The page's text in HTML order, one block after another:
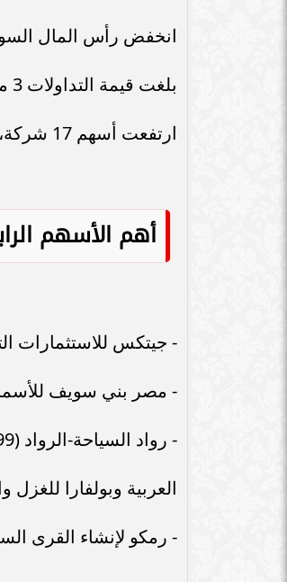
انخفض رأس المال السوقي بقيمة 49 مليار جنيه ليغلق عند
بلغت قيمة التداولات 3 مليارات جنيه.
ارتفعت أسهم 17 شركة، بينما انخفضت أسهم 134 شركة، ولم تتغير مستويات 56 شركة.
أهم الأسهم
- جيتكس للاستثمارات
- مصر بني سويف للأسمنت
- رواد السياحة-الرواد (4.99%).
العربية وبولفارا للغزل
- رمكو لإنشاء القرى
الـ30 تمهد لاستثمارات استراتيجية واعدة
في رؤية...